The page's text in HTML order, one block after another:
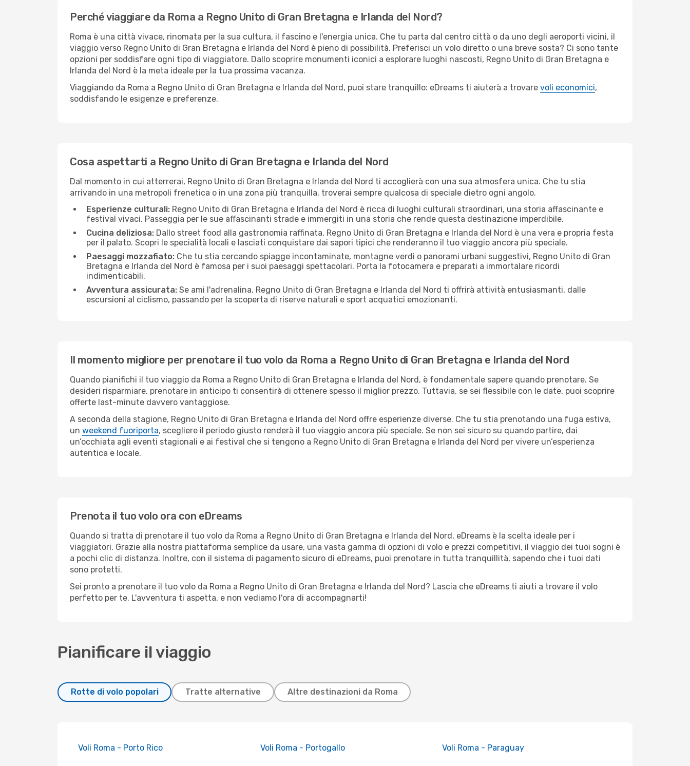
Perché viaggiare da Roma a Regno Unito di Gran Bretagna e Irlanda del Nord?
Roma è una città vivace, rinomata per la sua cultura, il fascino e l'energia unica. Che tu parta dal centro città o da uno degli aeroporti vicini, il
viaggio verso Regno Unito di Gran Bretagna e Irlanda del Nord è pieno di possibilità. Preferisci un volo diretto o una breve sosta? Ci sono tante
opzioni per soddisfare ogni tipo di viaggiatore. Dallo scoprire monumenti iconici a esplorare luoghi nascosti, Regno Unito di Gran Bretagna e
Irlanda del Nord è la meta ideale per la tua prossima vacanza.
Viaggiando da Roma a Regno Unito di Gran Bretagna e Irlanda del Nord, puoi stare tranquillo: eDreams ti aiuterà a trovare voli economici,
soddisfando le esigenze e preferenze.
Cosa aspettarti a Regno Unito di Gran Bretagna e Irlanda del Nord
Dal momento in cui atterrerai, Regno Unito di Gran Bretagna e Irlanda del Nord ti accoglierà con una sua atmosfera unica. Che tu stia
arrivando in una metropoli frenetica o in una zona più tranquilla, troverai sempre qualcosa di speciale dietro ogni angolo.
Esperienze culturali: Regno Unito di Gran Bretagna e Irlanda del Nord è ricca di luoghi culturali straordinari, una storia affascinante e
festival vivaci. Passeggia per le sue affascinanti strade e immergiti in una storia che rende questa destinazione imperdibile.
Cucina deliziosa: Dallo street food alla gastronomia raffinata, Regno Unito di Gran Bretagna e Irlanda del Nord è una vera e propria festa
per il palato. Scopri le specialità locali e lasciati conquistare dai sapori tipici che renderanno il tuo viaggio ancora più speciale.
Paesaggi mozzafiato: Che tu stia cercando spiagge incontaminate, montagne verdi o panorami urbani suggestivi, Regno Unito di Gran
Bretagna e Irlanda del Nord è famosa per i suoi paesaggi spettacolari. Porta la fotocamera e preparati a immortalare ricordi
indimenticabili.
Avventura assicurata: Se ami l'adrenalina, Regno Unito di Gran Bretagna e Irlanda del Nord ti offrirà attività entusiasmanti, dalle
escursioni al ciclismo, passando per la scoperta di riserve naturali e sport acquatici emozionanti.
Il momento migliore per prenotare il tuo volo da Roma a Regno Unito di Gran Bretagna e Irlanda del Nord
Quando pianifichi il tuo viaggio da Roma a Regno Unito di Gran Bretagna e Irlanda del Nord, è fondamentale sapere quando prenotare. Se
desideri risparmiare, prenotare in anticipo ti consentirà di ottenere spesso il miglior prezzo. Tuttavia, se sei flessibile con le date, puoi scoprire
offerte last-minute davvero vantaggiose.
A seconda della stagione, Regno Unito di Gran Bretagna e Irlanda del Nord offre esperienze diverse. Che tu stia prenotando una fuga estiva,
un weekend fuoriporta, scegliere il periodo giusto renderà il tuo viaggio ancora più speciale. Se non sei sicuro su quando partire, dai
un’occhiata agli eventi stagionali e ai festival che si tengono a Regno Unito di Gran Bretagna e Irlanda del Nord per vivere un’esperienza
autentica e locale.
Prenota il tuo volo ora con eDreams
Quando si tratta di prenotare il tuo volo da Roma a Regno Unito di Gran Bretagna e Irlanda del Nord, eDreams è la scelta ideale per i
viaggiatori. Grazie alla nostra piattaforma semplice da usare, una vasta gamma di opzioni di volo e prezzi competitivi, il viaggio dei tuoi sogni è
a pochi clic di distanza. Inoltre, con il sistema di pagamento sicuro di eDreams, puoi prenotare in tutta tranquillità, sapendo che i tuoi dati
sono protetti.
Sei pronto a prenotare il tuo volo da Roma a Regno Unito di Gran Bretagna e Irlanda del Nord? Lascia che eDreams ti aiuti a trovare il volo
perfetto per te. L'avventura ti aspetta, e non vediamo l'ora di accompagnarti!
Pianificare il viaggio
Rotte di volo popolari Tratte alternative Altre destinazioni da Roma
Voli Roma - Porto Rico Voli Roma - Portogallo Voli Roma - Paraguay